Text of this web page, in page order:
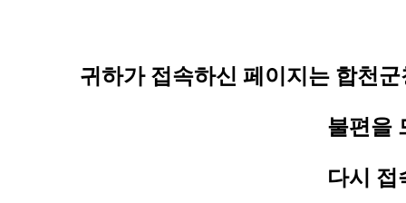
귀하가 접속하신 페이지는 합천
불편을
다시 접